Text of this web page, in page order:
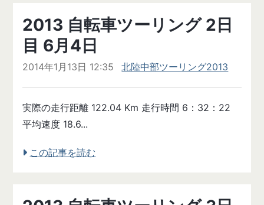
2013 自転車ツーリング 2日
目 6月4日
2014年1月13日 12:35 北陸中部ツーリング2013
実際の走行距離 122.04 Km 走行時間 6：32：22
平均速度 18.6...
この記事を読む